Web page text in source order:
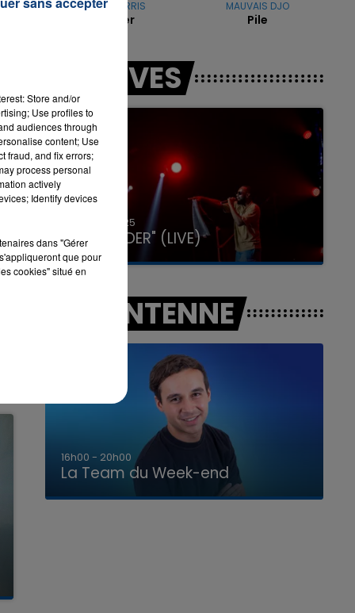
LA TEAM DU WEEK-END
la
CALVIN HARRIS
Summer
MAUVAIS DJO
Pile
LES LIVES
31 janvier 2025
GIMS "SPIDER" (LIVE)
A L'ANTENNE
7h00 - 12h00
La Team du Week-end
Store and/or
Use profiles to
audiences through
content; Use
fraud, and fix errors;
process personal
actively
Identify devices
dans "Gérer
que pour
cookies" situé en